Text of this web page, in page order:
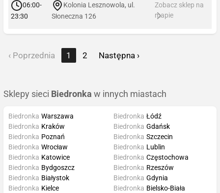
06:00-
23:30
Kolonia Lesznowola, ul.
Słoneczna 126
Zobacz sklep na
mapie
‹ Poprzednia 1 2 Następna ›
Sklepy sieci Biedronka w innych miastach
Biedronka Warszawa
Biedronka Kraków
Biedronka Poznań
Biedronka Wrocław
Biedronka Łódź
Biedronka Gdańsk
Biedronka Szczecin
Biedronka Lublin
Biedronka Katowice
Biedronka Bydgoszcz
Biedronka Białystok
Biedronka Kielce
Biedronka Częstochowa
Biedronka Rzeszów
Biedronka Gdynia
Biedronka Bielsko-Biała